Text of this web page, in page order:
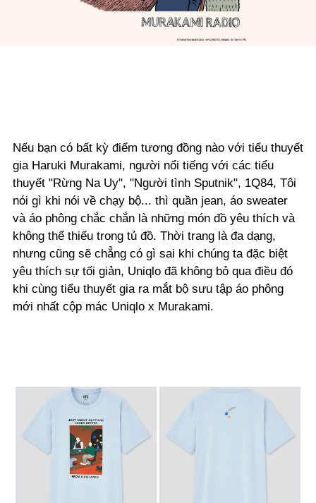
Nếu bạn có bất kỳ điểm tương đồng nào với tiểu thuyết
gia Haruki Murakami, người nổi tiếng với các tiểu
thuyết "Rừng Na Uy", "Người tình Sputnik", 1Q84, Tôi
nói gì khi nói về chạy bộ... thì quần jean, áo sweater
và áo phông chắc chắn là những món đồ yêu thích và
không thể thiếu trong tủ đồ. Thời trang là đa dạng,
nhưng cũng sẽ chẳng có gì sai khi chúng ta đặc biệt
yêu thích sự tối giản, Uniqlo đã không bỏ qua điều đó
khi cùng tiểu thuyết gia ra mắt bộ sưu tập áo phông
mới nhất cộp mác Uniqlo x Murakami.